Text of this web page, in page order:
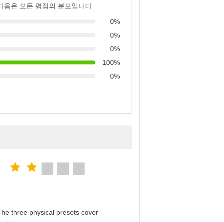
음은 모든 평점의 분포입니다.
0%
0%
0%
100%
0%
three physical presets cover